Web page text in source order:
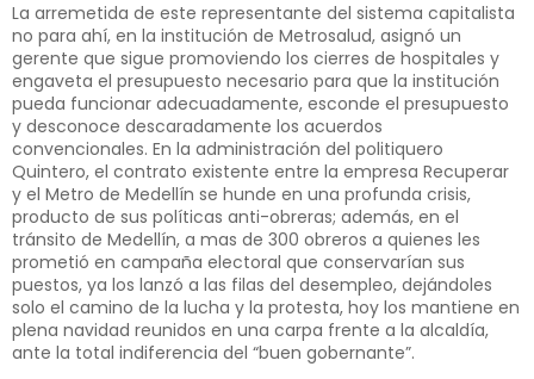
La arremetida de este representante del sistema capitalista
no para ahí, en la institución de Metrosalud, asignó un
gerente que sigue promoviendo los cierres de hospitales y
engaveta el presupuesto necesario para que la institución
pueda funcionar adecuadamente, esconde el presupuesto
y desconoce descaradamente los acuerdos
convencionales. En la administración del politiquero
Quintero, el contrato existente entre la empresa Recuperar
y el Metro de Medellín se hunde en una profunda crisis,
producto de sus políticas anti-obreras; además, en el
tránsito de Medellín, a mas de 300 obreros a quienes les
prometió en campaña electoral que conservarían sus
puestos, ya los lanzó a las filas del desempleo, dejándoles
solo el camino de la lucha y la protesta, hoy los mantiene en
plena navidad reunidos en una carpa frente a la alcaldía,
ante la total indiferencia del “buen gobernante”.